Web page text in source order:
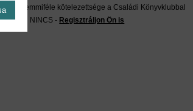
semmiféle kötelezettsége a Családi Könyvklubbal
NINCS - Regisztráljon Ön is